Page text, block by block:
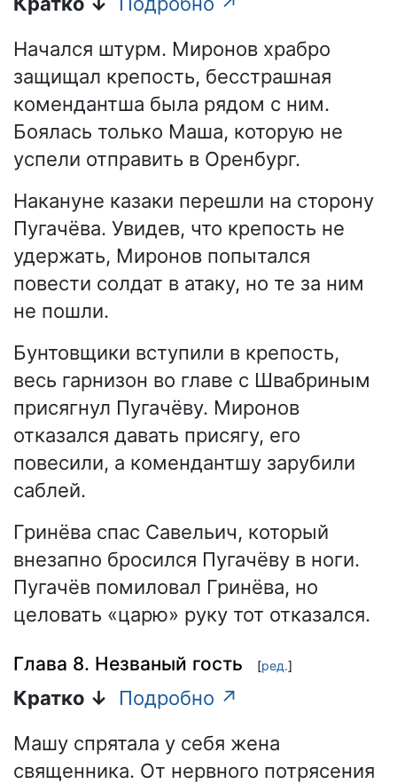
Начался штурм. Миронов храбро
защищал крепость, бесстрашная
комендантша была рядом с ним.
Боялась только Маша, которую не
успели отправить в Оренбург.
Накануне казаки перешли на сторону
Пугачёва. Увидев, что крепость не
удержать, Миронов попытался
повести солдат в атаку, но те за ним
не пошли.
Бунтовщики вступили в крепость,
весь гарнизон во главе с Швабриным
присягнул Пугачёву. Миронов
отказался давать присягу, его
повесили, а комендантшу зарубили
саблей.
Гринёва спас Савельич, который
внезапно бросился Пугачёву в ноги.
Пугачёв помиловал Гринёва, но
целовать «царю» руку тот отказался.
Глава 8. Незваный гость [ред.]
Кратко ↓
Подробно ↗
Машу спрятала у себя жена
священника. От нервного потрясения